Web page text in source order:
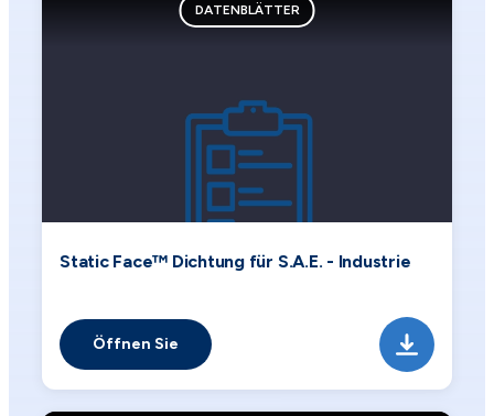
DATENBLÄTTER
Static Face™ Dichtung für S.A.E. - Industrie
Öffnen Sie